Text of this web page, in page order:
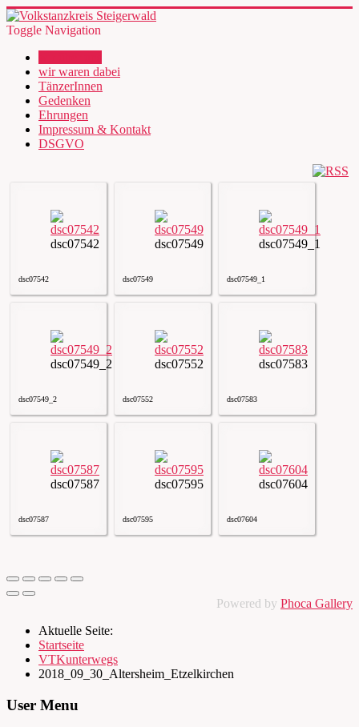
Toggle Navigation
wir waren dabei
TänzerInnen
Gedenken
Ehrungen
Impressum & Kontakt
DSGVO
dsc07542
dsc07542
dsc07549
dsc07549
dsc07549_1
dsc07549_1
dsc07549_2
dsc07549_2
dsc07552
dsc07552
dsc07583
dsc07583
dsc07587
dsc07587
dsc07595
dsc07595
dsc07604
dsc07604
Powered by Phoca Gallery
Aktuelle Seite:
Startseite
VTKunterwegs
2018_09_30_Altersheim_Etzelkirchen
User Menu